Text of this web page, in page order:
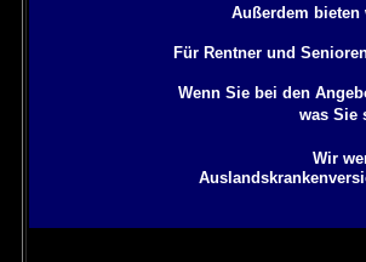
Außerdem
Für Rentner und
Wenn Sie bei den
was Sie
Wir